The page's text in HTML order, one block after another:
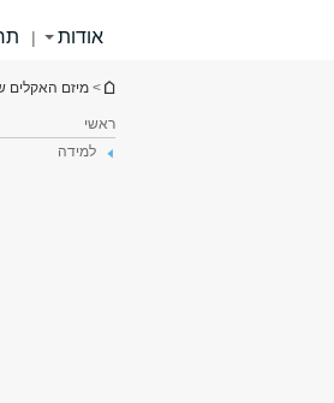
אודות |
הינך נמצא כאן
> מיזם האקלים
ראשי
למידה